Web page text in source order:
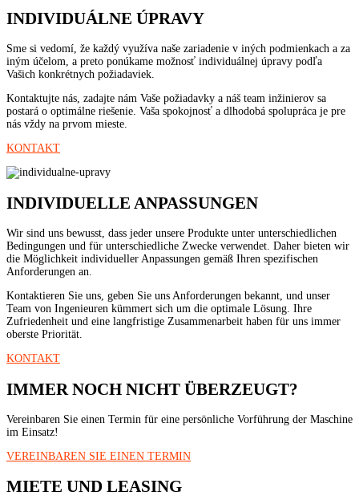
INDIVIDUÁLNE ÚPRAVY
Sme si vedomí, že každý využíva naše zariadenie v iných podmienkach a za
iným účelom, a preto ponúkame možnosť individuálnej úpravy podľa
Vašich konkrétnych požiadaviek.
Kontaktujte nás, zadajte nám Vaše požiadavky a náš team inžinierov sa
postará o optimálne riešenie. Vaša spokojnosť a dlhodobá spolupráca je pre
nás vždy na prvom mieste.
KONTAKT
INDIVIDUELLE ANPASSUNGEN
Wir sind uns bewusst, dass jeder unsere Produkte unter unterschiedlichen
Bedingungen und für unterschiedliche Zwecke verwendet. Daher bieten wir
die Möglichkeit individueller Anpassungen gemäß Ihren spezifischen
Anforderungen an.
Kontaktieren Sie uns, geben Sie uns Anforderungen bekannt, und unser
Team von Ingenieuren kümmert sich um die optimale Lösung. Ihre
Zufriedenheit und eine langfristige Zusammenarbeit haben für uns immer
oberste Priorität.
KONTAKT
IMMER NOCH NICHT ÜBERZEUGT?
Vereinbaren Sie einen Termin für eine persönliche Vorführung der Maschine
im Einsatz!
VEREINBAREN SIE EINEN TERMIN
MIETE UND LEASING